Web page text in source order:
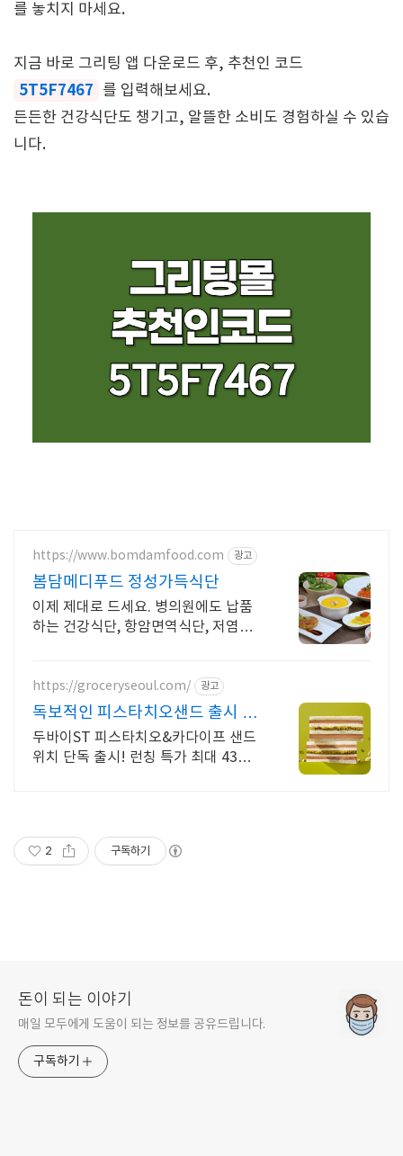
를 놓치지 마세요.
지금 바로 그리팅 앱 다운로드 후, 추천인 코드
5T5F7467 를 입력해보세요.
든든한 건강식단도 챙기고, 알뜰한 소비도 경험하실 수 있습
니다.
https://www.bomdamfood.com 광고
봄담메디푸드 정성가득식단
이제 제대로 드세요. 병의원에도 납품
하는 건강식단, 항암면역식단, 저염저
https://groceryseoul.com/ 광고
독보적인 피스타치오샌드 출시 저
당+식이섬유로 건강하게
두바이ST 피스타치오&카다이프 샌드
위치 단독 출시! 런칭 특가 최대 43%
2 구독하기
돈이 되는 이야기
매일 모두에게 도움이 되는 정보를 공유드립니다.
구독하기